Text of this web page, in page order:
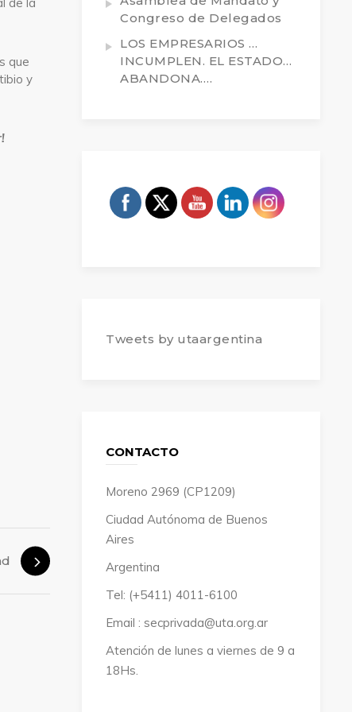
que
y
Congreso de Delegados
LOS EMPRESARIOS …
INCUMPLEN. EL ESTADO…
ABANDONA….
Tweets by utaargentina
CONTACTO
Moreno 2969 (CP1209)
Ciudad Autónoma de Buenos
Aires
Argentina
Tel: (+5411) 4011-6100
Email : secprivada@uta.org.ar
Atención de lunes a viernes de 9 a
18Hs.